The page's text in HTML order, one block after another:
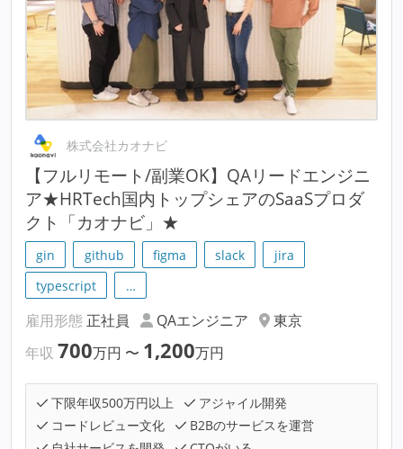
株式会社カオナビ
【フルリモート/副業OK】QAリードエンジニ
ア★HRTech国内トップシェアのSaaSプロダ
クト「カオナビ」★
gin github figma slack
jira
typescript
…
雇用形態 正社員 QAエンジニア
東京
年収 700万円 〜 1,200万円
下限年収500万円以上
アジャイル開発
コードレビュー文化
B2Bのサービスを運営